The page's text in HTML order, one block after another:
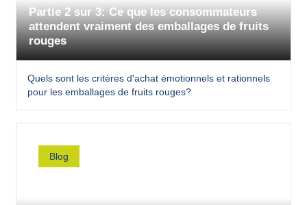
Partie 2 sur 3: Ce que les consommateurs
attendent vraiment des emballages de fruits
rouges
Quels sont les critères d'achat émotionnels et rationnels
pour les emballages de fruits rouges?
Blog